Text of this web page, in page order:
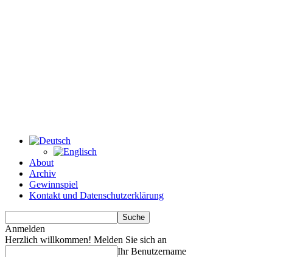
About
Archiv
Gewinnspiel
Kontakt und Datenschutzerklärung
Anmelden
Herzlich willkommen! Melden Sie sich an
Ihr Benutzername